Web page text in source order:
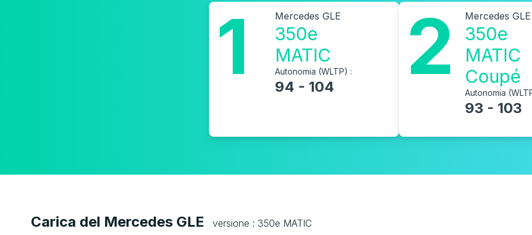
1 Mercedes GLE
350e
MATIC
Autonomia (WLTP) :
94 - 104 2 Mercedes GLE
350e
MATIC
Coupé
Autonomia
93 - 103
Carica del Mercedes GLE versione : 350e MATIC